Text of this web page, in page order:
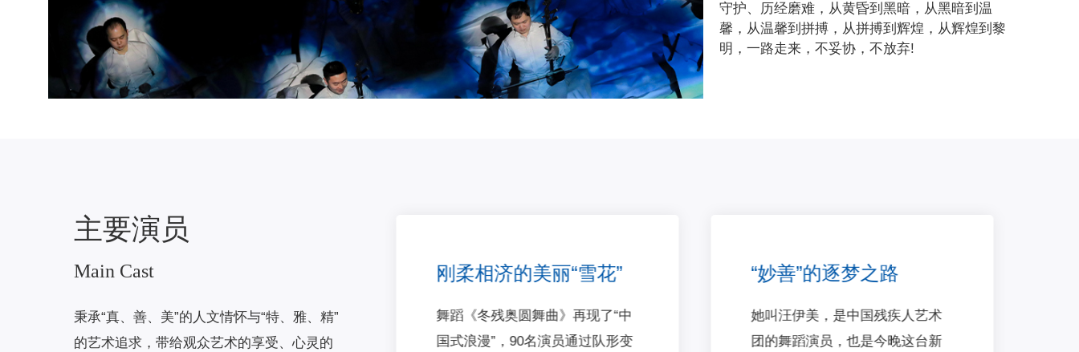
守护、历经磨难，从黄昏到黑暗，从黑暗到温
馨，从温馨到拼搏，从拼搏到辉煌，从辉煌到黎
明，一路走来，不妥协，不放弃!